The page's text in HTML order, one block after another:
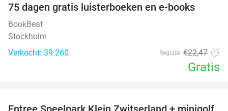
75 dagen gratis luisterboeken en e-books
BookBeat
Stockholm
Verkocht: 39.260
Regulier €22,47
Gratis